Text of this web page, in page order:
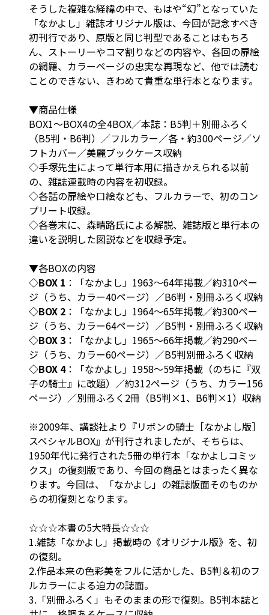
そうした複雑な経緯の中で、もはや“幻”となっていた
「なかよし」雑誌オリジナル版は、今回が記念すべき
初刊行であり、原版と同じ判型であることはもちろ
ん、ストーリーやコマ割りなどの内容や、各回の扉絵
の網羅、カラーページの忠実な再現など、他では読む
ことのできない、きわめて貴重な単行本となります。
▼商品仕様
BOX1～BOX4の全4BOX／本誌：B5判＋別冊ふろく
（B5判・B6判）／フルカラー／各・約300ページ／ソ
フトカバー／美麗ブックケース収納
◇手塚先生によって単行本用に描きかえられる以前
の、雑誌連載時の内容を初収録。
◇各話の扉絵や口絵なども、フルカラーで、初のコン
プリート収録。
◇各巻末に、森晴路氏による解説、雑誌版と単行本の
違いを説明した図説などを収録予定。
▼各BOXの内容
◇BOX 1 ：「なかよし」1963～64年掲載／約310ペー
ジ（うち、カラー40ページ）／B6判・別冊ふろく収納
◇BOX 2 ：「なかよし」1964～65年掲載／約300ペー
ジ（うち、カラー64ページ）／B5判・別冊ふろく収納
◇BOX 3 ：「なかよし」1965～66年掲載／約290ペー
ジ（うち、カラー60ページ）／B5判別冊ふろく収納
◇BOX 4：「なかよし」1958～59年掲載（のちに『双
子の騎士』に改題）／約312ページ（うち、カラー156
ページ）／別冊ふろく2冊（B5判×1、B6判×1）収納
※2009年、講談社より『リボンの騎士［なかよし版］
スペシャルBOX』が刊行されましたが、そちらは、
1950年代に発行された5冊の単行本「なかよしコミッ
クス」の復刻版であり、今回の商品とはまったく異な
ります。今回は、「なかよし」の雑誌版面そのものか
らの初復刻となります。
☆☆☆本書の5大特長☆☆☆
1.雑誌「なかよし」掲載時の《オリジナル版》を、初
の復刻。
2.作品本来の色彩美をフルに活かした、B5判＆初のフ
ルカラーによる迫力の誌面。
3.「別冊ふろく」もそのままの形で復刻。B5判本誌と